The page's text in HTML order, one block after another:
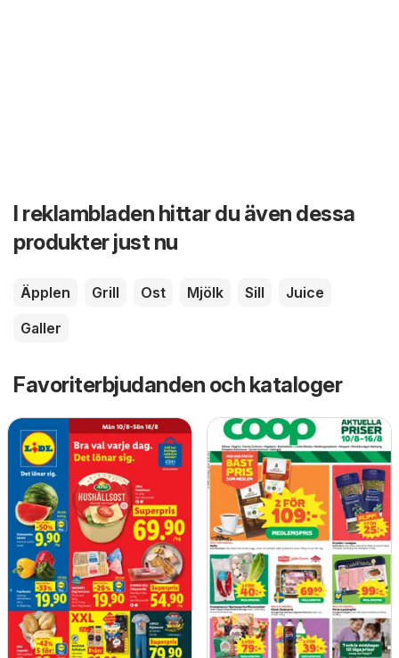
I reklambladen hittar du även dessa
produkter just nu
Äpplen Grill Ost Mjölk Sill
Juice
Galler
Favoriterbjudanden och kataloger